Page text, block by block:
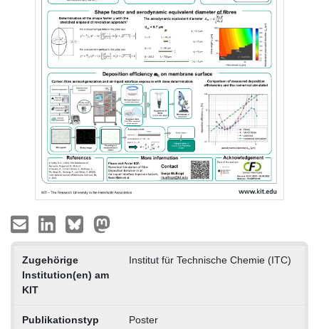
Zugehörige
Institution(en) am
KIT
Institut für Technische Chemie (ITC)
Publikationstyp Poster